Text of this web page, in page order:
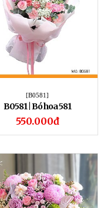
[B0581]
B0581 | Bó hoa 581
550.000đ